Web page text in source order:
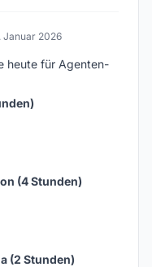
Januar 2026
heute für Agenten-
(4 Stunden)
(2 Stunden)